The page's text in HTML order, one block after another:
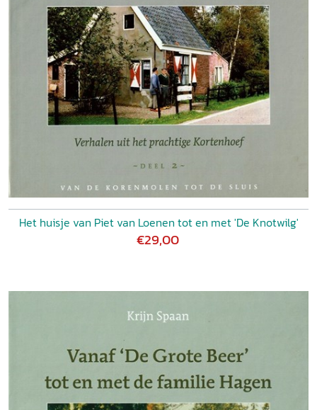
Het huisje van Piet van Loenen tot en met 'De Knotwilg'
€29,00